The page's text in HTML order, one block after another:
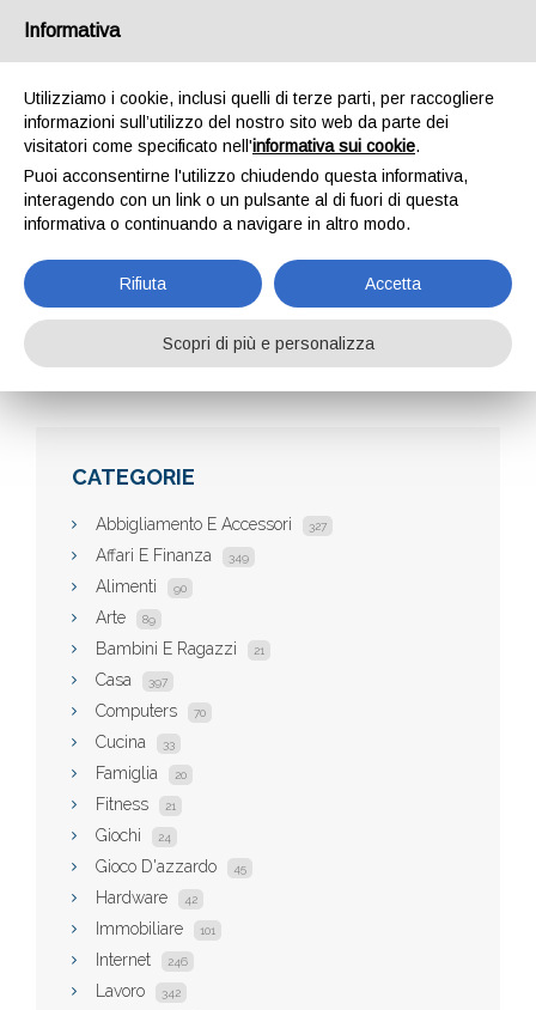
ACCESSORI VINO
Aziende Accessori Vino
CATEGORIE
Abbigliamento E Accessori 327
Affari E Finanza 349
Alimenti 90
Arte 89
Bambini E Ragazzi 21
Casa 397
Computers 70
Cucina 33
Famiglia 20
Fitness 21
Giochi 24
Gioco D'azzardo 45
Hardware 42
Immobiliare 101
Internet 246
Lavoro 342
Informativa
Utilizziamo i cookie, inclusi quelli di terze parti, per raccogliere
informazioni sull’utilizzo del nostro sito web da parte dei
visitatori come specificato nell'informativa sui cookie.
Puoi acconsentirne l'utilizzo chiudendo questa informativa,
interagendo con un link o un pulsante al di fuori di questa
informativa o continuando a navigare in altro modo.
Rifiuta Accetta
Scopri di più e personalizza